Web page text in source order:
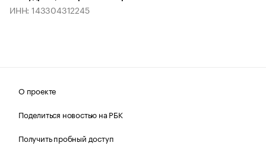
ИНН: 143304312245
О проекте
Поделиться новостью на РБК
Получить пробный доступ